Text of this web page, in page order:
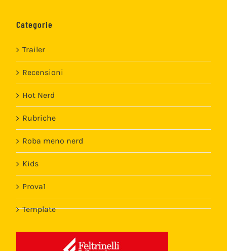
Categorie
Trailer
Recensioni
Hot Nerd
Rubriche
Roba meno nerd
Kids
Prova1
Template